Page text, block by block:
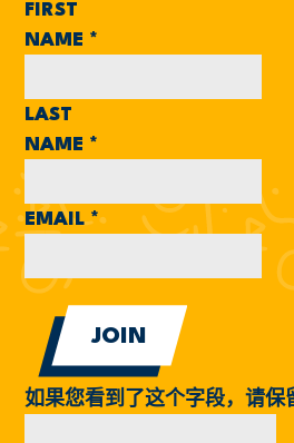
FIRST
NAME *
LAST
NAME *
EMAIL*
如果您看到了这个字段，请保